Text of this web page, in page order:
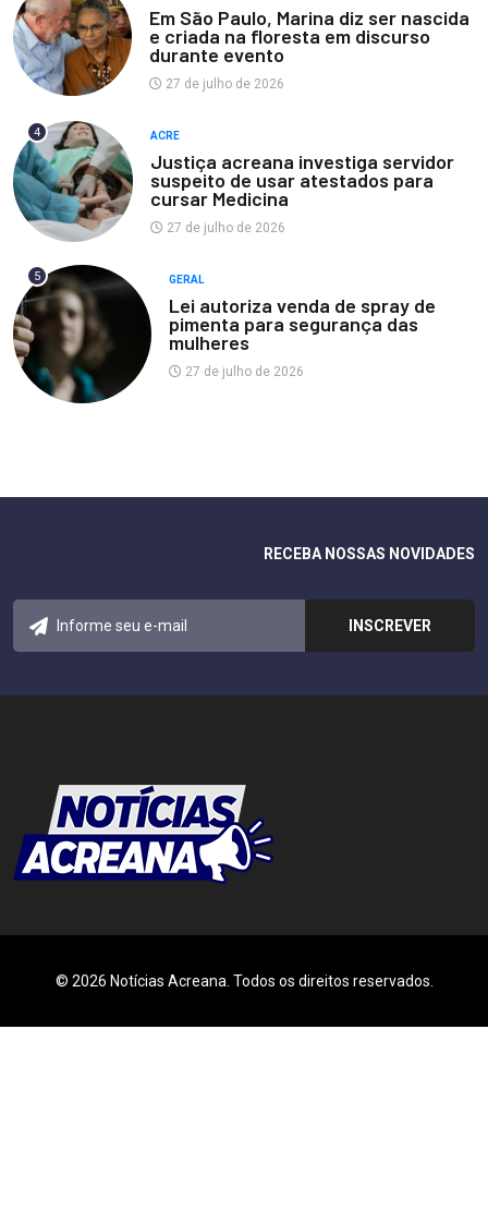
Em São Paulo, Marina diz ser nascida
e criada na floresta em discurso
durante evento
27 de julho de 2026
4 ACRE
Justiça acreana investiga servidor
suspeito de usar atestados para
cursar Medicina
27 de julho de 2026
5 GERAL
Lei autoriza venda de spray de
pimenta para segurança das
mulheres
27 de julho de 2026
RECEBA NOSSAS NOVIDADES
© 2026 Notícias Acreana. Todos os direitos reservados.